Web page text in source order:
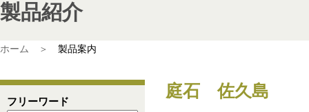
会社概要
骨董
製品紹介
ホーム ＞ 製品案内
フリーワード
庭石 佐久島